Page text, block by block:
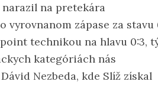
na pretekára
vyrovnanom zápase za stavu
technikou na hlavu 0:3,
kategóriách nás
Nezbeda, kde Slíž získal